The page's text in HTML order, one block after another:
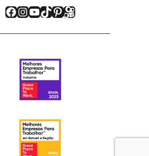
Facebook
Instagram
Youtube
TikTok
Pinterest
Kwai